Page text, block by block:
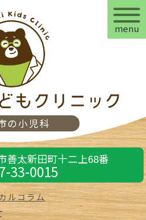
の小児科
善太新田町十二上68番
33-0015
menu
ルコラム